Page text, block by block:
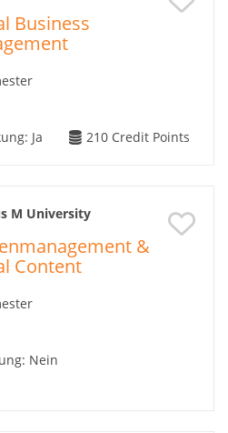
Business
Ja 210 Credit Points
M University
&
Content
Nein